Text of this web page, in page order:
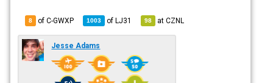
8 of C-GWXP 1003 ofLJ31 98 atCZNL
Jesse Adams